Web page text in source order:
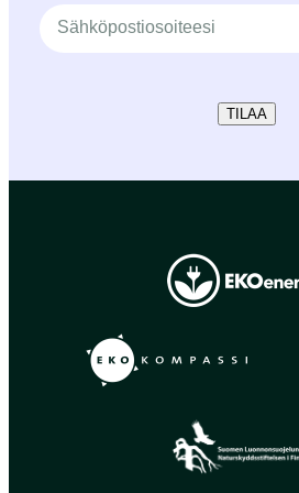
TILAA